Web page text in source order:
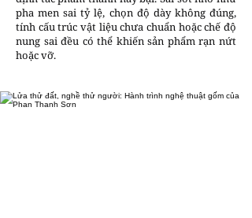
pha men sai tỷ lệ, chọn độ dày không đúng,
tính cấu trúc vật liệu chưa chuẩn hoặc chế độ
nung sai đều có thể khiến sản phẩm rạn nứt
hoặc vỡ.